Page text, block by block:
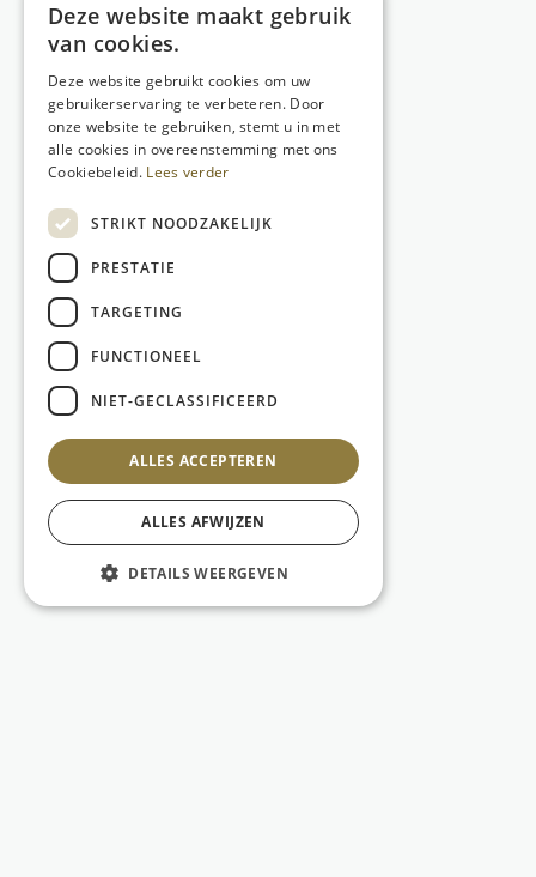
Deze website maakt gebruik
van cookies.
Deze website gebruikt cookies om uw
gebruikerservaring te verbeteren. Door
onze website te gebruiken, stemt u in met
alle cookies in overeenstemming met ons
Cookiebeleid. Lees verder
STRIKT NOODZAKELIJK
PRESTATIE
TARGETING
FUNCTIONEEL
NIET-GECLASSIFICEERD
ALLES ACCEPTEREN
ALLES AFWIJZEN
DETAILS WEERGEVEN